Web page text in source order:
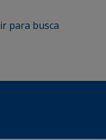
ir para busca